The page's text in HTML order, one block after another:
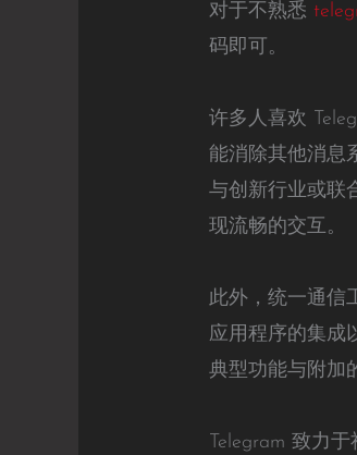
对于不熟悉
码即可。
许多人喜欢
能消除其他消息
与创新行业或联
现流畅的交互。
此外，统一通信
应用程序的集成
典型功能与附加
Telegram 致力